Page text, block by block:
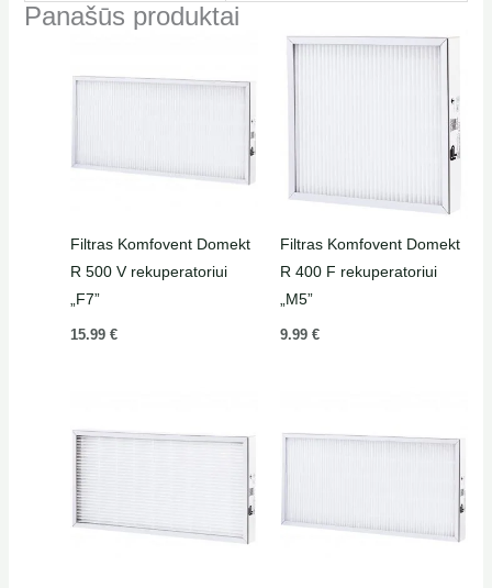
Panašūs produktai
Filtras Komfovent Domekt
R 500 V rekuperatoriui
„F7”
15.99 €
Filtras Komfovent Domekt
R 400 F rekuperatoriui
„M5”
9.99 €